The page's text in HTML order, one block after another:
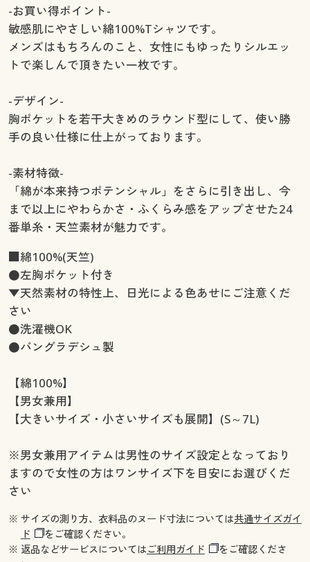
-お買い得ポイント-
敏感肌にやさしい綿100%Tシャツです。
メンズはもちろんのこと、女性にもゆったりシルエッ
トで楽しんで頂きたい一枚です。
-デザイン-
胸ポケットを若干大きめのラウンド型にして、使い勝
手の良い仕様に仕上がっております。
-素材特徴-
「綿が本来持つポテンシャル」をさらに引き出し、今
まで以上にやわらかさ・ふくらみ感をアップさせた24
番単糸・天竺素材が魅力です。
■綿100%(天竺)
●左胸ポケット付き
▼天然素材の特性上、日光による色あせにご注意くだ
さい
●洗濯機OK
●バングラデシュ製
【綿100%】
【男女兼用】
【大きいサイズ・小さいサイズも展開】(S～7L)
※男女兼用アイテムは男性のサイズ設定となっており
ますので女性の方はワンサイズ下を目安にお選びくだ
さい
※ サイズの測り方、衣料品のヌード寸法については共通サイズガイ
ド
をご確認ください。
※ 返品などサービスについてはご利用ガイド
をご確認くださ